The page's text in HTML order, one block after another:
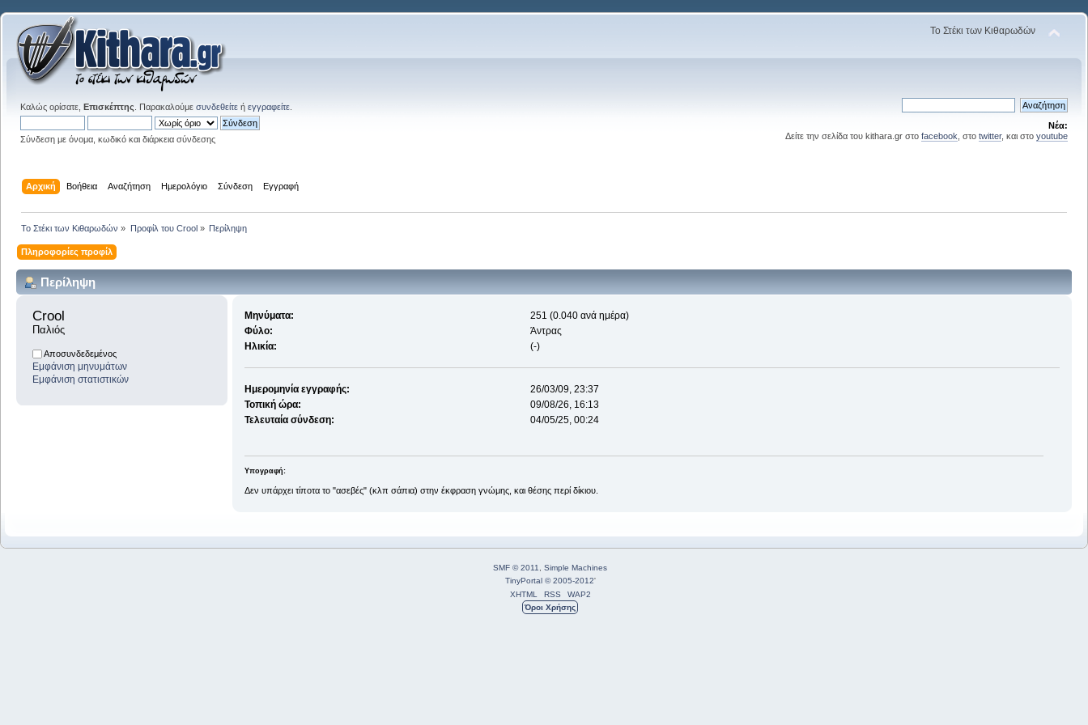
Το Στέκι των Κιθαρωδών
Καλώς ορίσατε, Επισκέπτης . Παρακαλούμε συνδεθείτε ή εγγραφείτε
Σύνδεση με όνομα, κωδικό και διάρκεια σύνδεσης
Νέα:
Δείτε την σελίδα του kithara.gr στο facebook , στο twitter, και στο youtube
Αρχική Βοήθεια Αναζήτηση Ημερολόγιο Σύνδεση Εγγραφή
Το Στέκι των Κιθαρωδών » Προφίλ του Crool» Περίληψη
Πληροφορίες προφίλ
Περίληψη
Crool
Παλιός
Αποσυνδεδεμένος
Εμφάνιση μηνυμάτων
Εμφάνιση στατιστικών
Μηνύματα:
251 (0.040 ανά ημέρα)
Φύλο:
Άντρας
Ηλικία:
(-)
Ημερομηνία εγγραφής:
26/03/09, 23:37
Τοπική ώρα:
09/08/26, 16:13
Τελευταία σύνδεση:
04/05/25, 00:24
Υπογραφή:
Δεν υπάρχει τίποτα το "ασεβές" (κλπ σάπια) στην έκφραση γνώμης, και θέσης περί δίκιου.
SMF © 2011
Simple Machines
TinyPortal © 2005-2012'
XHTML
RSS
WAP2
Όροι Χρήσης